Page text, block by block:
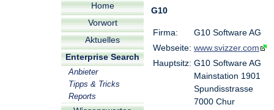
Home
Vorwort
Aktuelles
Enterprise Search
Anbieter
Tipps & Tricks
Reports
G10
Firma:
G10 Software AG
Webseite: www.svizzer.com
Hauptsitz: G10 Software AG
Mainstation 1901
Spundisstrasse
7000 Chur